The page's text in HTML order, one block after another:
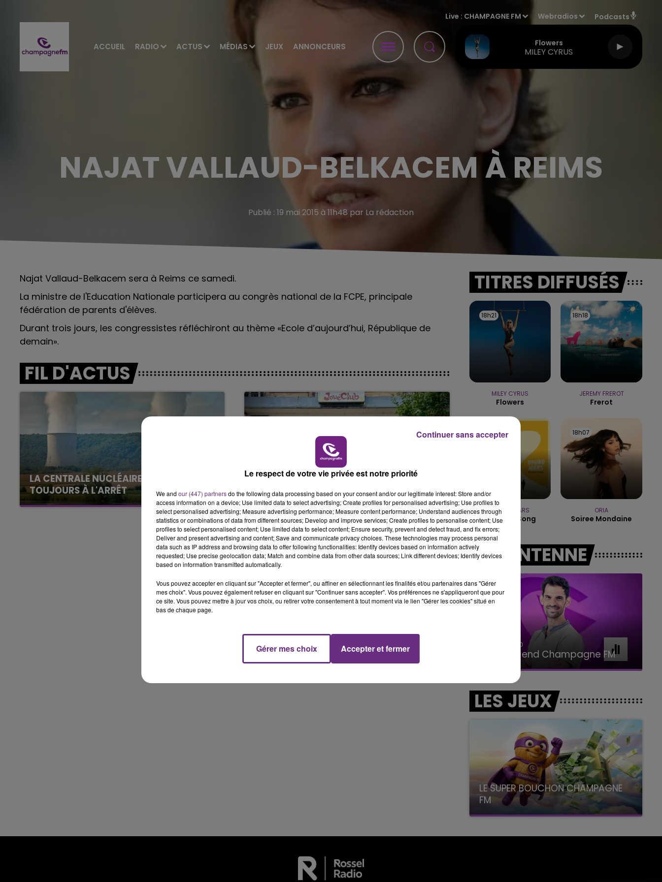
ACCUEIL RADIO ACTUS MÉDIAS JEUX ANNONCEURS
Live : CHAMPAGNE FM Webradios Podcasts
Flowers
MILEY CYRUS
16h00 - 20h00
LE WEEK-END CHAMPAGNE FM
11h00 - 16h00
LE WEEK-END CHAMPAGNE FM
NAJAT VALLAUD-BELKACEM À REIMS
Publié : 19 mai 2015 à 11h48 par La rédaction
Najat Vallaud-Belkacem sera à Reims ce samedi.
La ministre de l'Education Nationale participera au congrès national de la FCPE, principale
fédération de parents d'élèves.
Durant trois jours, les congressistes réfléchiront au thème «Ecole d’aujourd’hui, République de
demain».
FIL D'ACTUS
LA CENTRALE NUCLÉAIRE DE CHOOZ
TOUJOURS À L'ARRÊT
Cela fait déjà une semaine que la centrale
nucléaire ardennaise est à l'arrêt. Une situation
justifiée par la sécheresse intense qui est
LE MAGASIN JOUÉCLUB DE REIMS FERME
SES PORTES
C'était l'une des institutions du centre-ville
rémois. Le magasin JouéClub est contraint de
fermer ses portes.
TITRES DIFFUSÉS
18h21
18h21
MILEY CYRUS
Flowers
18h18
18h18
JEREMY FREROT
Frerot
18h10
18h10
BRUNO MARS
The Lazy Song
18h07
18h07
ORIA
Soiree Mondaine
A L'ANTENNE
11h00 - 16h00
Le week-end Champagne FM
16h00 - 20h00
Le Week-end Champagne FM
LES JEUX
LE SUPER BOUCHON CHAMPAGNE
FM
avec La Famille Champagne FM, à 8H10
Le respect de votre vie privée est notre priorité
We and our (447) partnersdo the following data processing based on your consent and/or our legitimate interest: Store and/or
access information on a device; Use limited data to select advertising; Create profiles for personalised advertising; Use profiles to
select personalised advertising; Measure advertising performance; Measure content performance; Understand audiences through
statistics or combinations of data from different sources; Develop and improve services; Create profiles to personalise content; Use
profiles to select personalised content; Use limited data to select content; Ensure security, prevent and detect fraud, and fix errors;
Deliver and present advertising and content; Save and communicate privacy choices. These technologies may process personal
data such as IP address and browsing data to offer following functionalities: Identify devices based on information actively
requested; Use precise geolocation data; Match and combine data from other data sources; Link different devices; Identify devices
based on information transmitted automatically.
Vous pouvez accepter en cliquant sur "Accepter et fermer", ou affiner en sélectionnant les finalités et/ou partenaires dans "Gérer
mes choix". Vous pouvez également refuser en cliquant sur "Continuer sans accepter". Vos préférences ne s'appliqueront que pour
ce site. Vous pouvez mettre à jour vos choix, ou retirer votre consentement à tout moment via le lien "Gérer les cookies" situé en
bas de chaque page.
Gérer mes choix Accepter et fermer
Continuer sans accepter